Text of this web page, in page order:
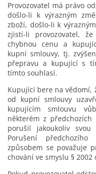
Provozovatel má právo
došlo-li k výrazným
zboží, došlo-li k
zjistí-li provozovatel,
chybnou cenu a
kupní smlouvy, tj.
přepravu a kupující s
tímto souhlasí.
Kupující bere na vědomí,
od kupní smlouvy
kupujícím smlouvu
některém z předchozích
porušil jakoukoliv svou
Porušení předchozího
způsobem se považuje
chování ve smyslu §